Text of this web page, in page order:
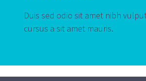
Duis sed odio sit amet nibh
cursus a sit amet mauris.